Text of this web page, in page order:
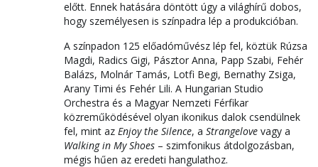
előtt. Ennek hatására döntött úgy a világhírű dobos,
hogy személyesen is színpadra lép a produkcióban.
A színpadon 125 előadóművész lép fel, köztük Rúzsa
Magdi, Radics Gigi, Pásztor Anna, Papp Szabi, Fehér
Balázs, Molnár Tamás, Lotfi Begi, Bernathy Zsiga,
Arany Timi és Fehér Lili. A Hungarian Studio
Orchestra és a Magyar Nemzeti Férfikar
közreműködésével olyan ikonikus dalok csendülnek
fel, mint az Enjoy the Silence, a Strangelove vagy a
Walking in My Shoes – szimfonikus átdolgozásban,
mégis hűen az eredeti hangulathoz.